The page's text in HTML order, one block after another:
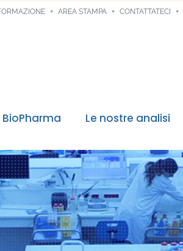
AREA STAMPA CONTATTATECI
BioPharma Le nostre analisi